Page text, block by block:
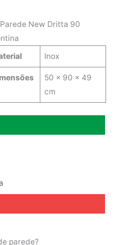
New Dritta 90
Inox
50 x 90 x 49
cm
parede?